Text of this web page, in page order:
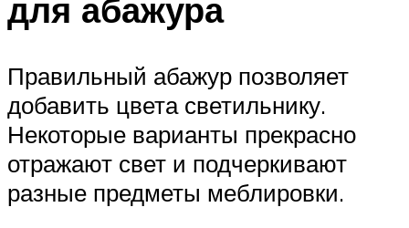
для абажура
Правильный абажур позволяет
добавить цвета светильнику.
Некоторые варианты прекрасно
отражают свет и подчеркивают
разные предметы меблировки.